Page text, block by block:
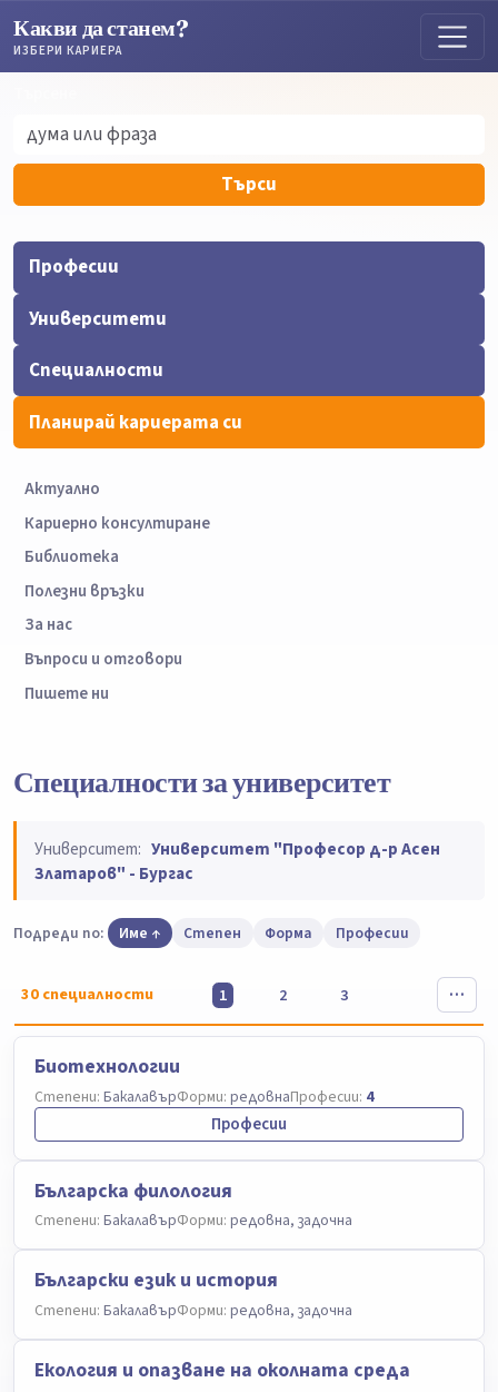
Какви да станем?
ИЗБЕРИ КАРИЕРА
Търси
Професии
Университети
Специалности
Планирай кариерата си
Актуално
Кариерно консултиране
Библиотека
Полезни връзки
За нас
Въпроси и отговори
Пишете ни
Специалности за университет
Университет: Университет "Професор д-р Асен
Златаров" - Бургас
Подреди по: Име Степен Форма Професии
30специалности 1 2 3
Биотехнологии
Степени: БакалавърФорми: редовнаПрофесии: 4
Професии
Българска филология
Степени: БакалавърФорми: редовна, задочна
Български език и история
Степени: БакалавърФорми: редовна, задочна
Екология и опазване на околната среда